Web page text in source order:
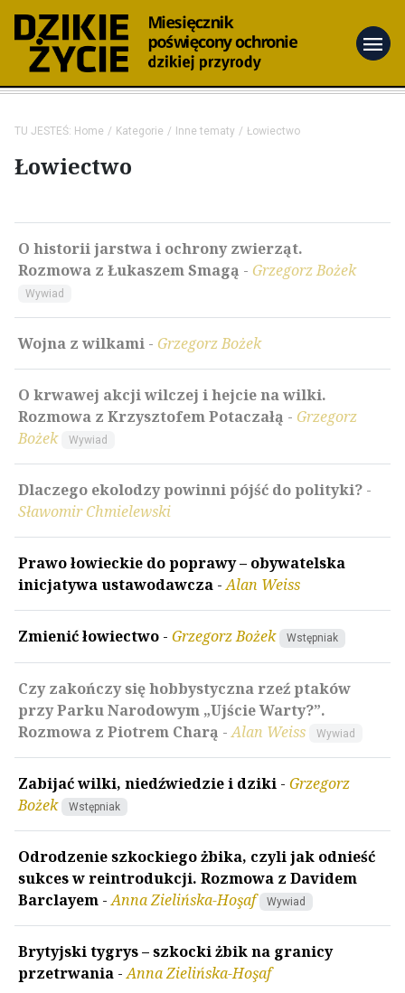
menu
TU JESTEŚ: Home Kategorie Inne tematy Łowiectwo
Łowiectwo
O historii jarstwa i ochrony zwierząt.
Rozmowa z Łukaszem Smagą - Grzegorz Bożek
Wywiad
Wojna z wilkami - Grzegorz Bożek
O krwawej akcji wilczej i hejcie na wilki.
Rozmowa z Krzysztofem Potaczałą - Grzegorz
Bożek
Wywiad
Dlaczego ekolodzy powinni pójść do polityki? -
Sławomir Chmielewski
Prawo łowieckie do poprawy – obywatelska
inicjatywa ustawodawcza -Alan Weiss
Zmienić łowiectwo - Grzegorz Bożek Wstępniak
Czy zakończy się hobbystyczna rzeź ptaków
przy Parku Narodowym „Ujście Warty?”.
Rozmowa z Piotrem Charą -Alan Weiss Wywiad
Zabijać wilki, niedźwiedzie i dziki - Grzegorz
Bożek
Wstępniak
Odrodzenie szkockiego żbika, czyli jak odnieść
sukces w reintrodukcji. Rozmowa z Davidem
Barclayem -Anna Zielińska-Hoşaf Wywiad
Brytyjski tygrys – szkocki żbik na granicy
przetrwania -Anna Zielińska-Hoşaf